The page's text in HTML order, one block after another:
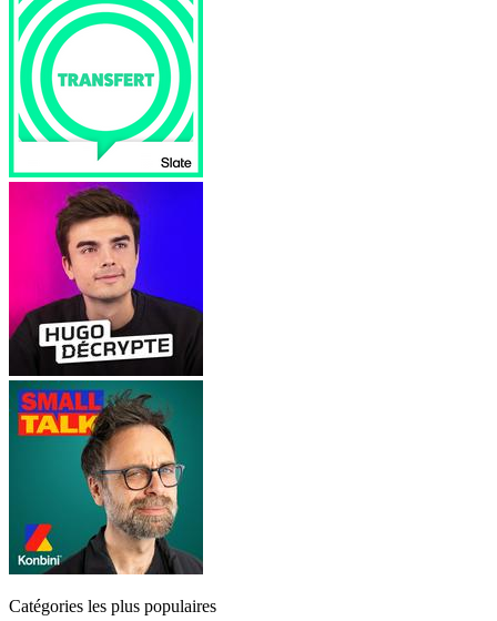
Catégories les plus populaires